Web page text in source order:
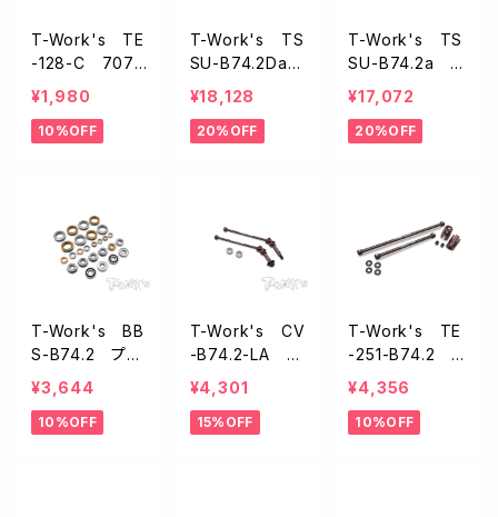
T-Work's TE
-128-C 7075
アルミ製ショック
ブッシング12.7m
m【アソシB74.
¥1,980
10%OFF
T-Work's TS
SU-B74.2Da
64チタンスクリ
ューセット【UFO
ヘッド/RC10B7
¥18,128
20%OFF
T-Work's TS
SU-B74.2a 6
4チタンスクリュ
ーセット【UFOヘ
ッド/RC10B74.2
¥17,072
20%OFF
T-Work's BB
S-B74.2 プレ
シジョンボール
ベアリングセット
【B74.2/D】
¥3,644
10%OFF
T-Work's CV
-B74.2-LA ダ
ブルジョイントド
ライブシャフトセ
ット・逆ねじ仕様
¥4,301
15%OFF
T-Work's TE
-251-B74.2 ス
プリングスチー
ル製センタードッ
グボーンセット
¥4,356
10%OFF